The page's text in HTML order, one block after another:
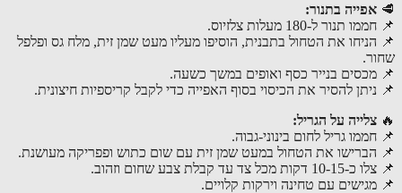
🥩 אפייה בתנור:
📌 חממו תנור ל-180 מעלות צלזיוס.
📌 הניחו את הטחול בתבנית, הוסיפו מעליו מעט שמן זית, מלח גס ופלפל
שחור.
📌 מכסים בנייר כסף ואופים במשך כשעה.
📌 ניתן להסיר את הכיסוי בסוף האפייה כדי לקבל קריספיות חיצונית.
🔥 צלייה על הגריל:
📌 חממו גריל לחום בינוני-גבוה.
📌 הברישו את הטחול במעט שמן זית עם שום כתוש ופפריקה מעושנת.
📌 צלו כ-10-15 דקות מכל צד עד קבלת צבע שחום וזהוב.
📌 מגישים עם טחינה וירקות קלויים.